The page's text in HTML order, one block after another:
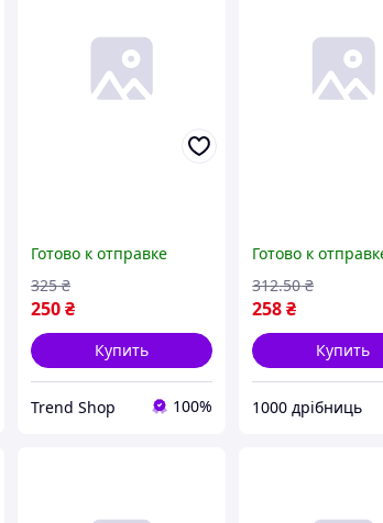
Готово к отправке
250₴
325 ₴
Купить
Trend Shop 100%
Готово к
258₴
312.50 ₴
Купить
1000 дрібниць